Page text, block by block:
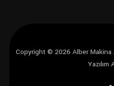
Copyright © 2026 Alber Makina
Yazılım